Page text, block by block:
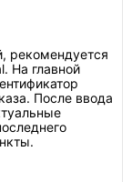
рекомендуется
На главной
После ввода